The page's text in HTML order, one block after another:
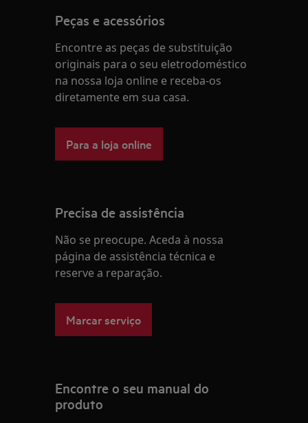
Peças e acessórios
Encontre as peças de substituição
originais para o seu eletrodoméstico
na nossa loja online e receba-os
diretamente em sua casa.
Para a loja online
Precisa de assistência
Não se preocupe. Aceda à nossa
página de assistência técnica e
reserve a reparação.
Marcar serviço
Encontre o seu manual do
produto